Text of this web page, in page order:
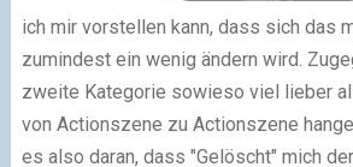
ich mir vorstellen kann, dass sich das
zumindest ein wenig ändern wird.
zweite Kategorie sowieso viel lieber
von Actionszene zu Actionszene
es also daran, dass "Gelöscht" mich